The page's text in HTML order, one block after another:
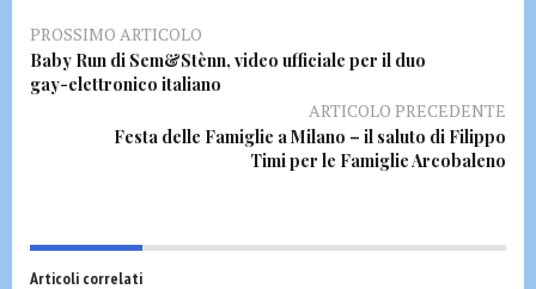
PROSSIMO ARTICOLO
Baby Run di Sem&Stènn, video ufficiale per il duo
gay-elettronico italiano
ARTICOLO PRECEDENTE
Festa delle Famiglie a Milano – il saluto di Filippo
Timi per le Famiglie Arcobaleno
Articoli correlati